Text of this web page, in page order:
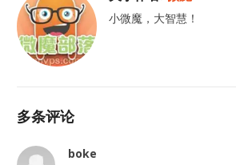
小微魔，大智慧！
多条评论
boke